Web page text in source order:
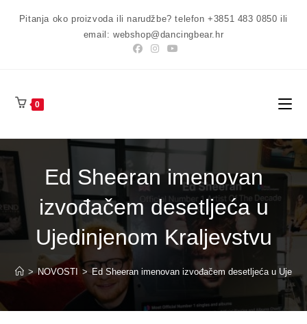
Pitanja oko proizvoda ili narudžbe? telefon +3851 483 0850 ili
email: webshop@dancingbear.hr
0
Ed Sheeran imenovan
izvođačem desetljeća u
Ujedinjenom Kraljevstvu
> NOVOSTI > Ed Sheeran imenovan izvođačem desetljeća u